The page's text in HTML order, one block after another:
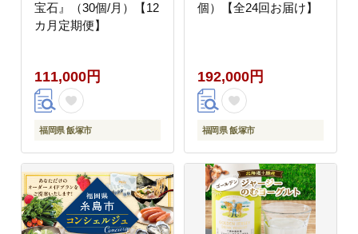
宝石』（30個/月）【12
カ月定期便】
111,000円
福岡県 飯塚市
個）【全24回お届け】
192,000円
福岡県 飯塚市